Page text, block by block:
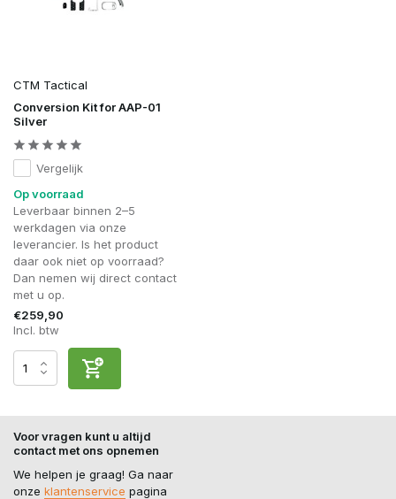
CTM Tactical
Conversion Kit for AAP-01
Silver
Vergelijk
Op voorraad
Leverbaar binnen 2–5
werkdagen via onze
leverancier. Is het product
daar ook niet op voorraad?
Dan nemen wij direct contact
met u op.
€259,90
Incl. btw
Voor vragen kunt u altijd
contact met ons opnemen
We helpen je graag! Ga naar
onze klantenservice pagina